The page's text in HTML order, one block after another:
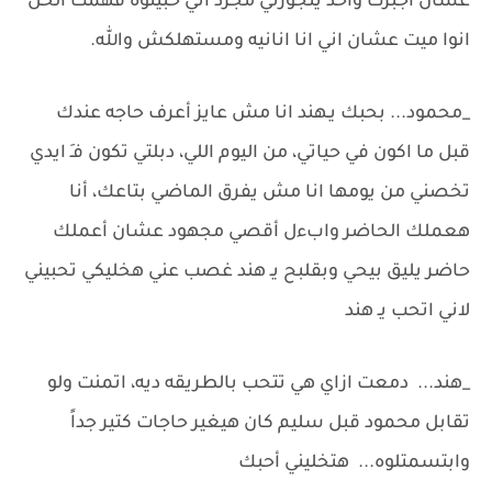
انوا ميت عشان اني انا انانيه ومستهلكش والله.
_محمود... بحبك يـهند انا مش عايز أعرف حاجه عندك
قبل ما اكون في حياتي، من اليوم اللي، دبلتي تكون فـِ ايدي
تخصني من يومها انا مش يفرق الماضي بتاعك، أنا
هعملك الحاضر وابءل أقصي مجهود عشان أعملك
حاضر يليق بيحي وبقلبح يـ هند غصب عني هخليكي تحبيني
لاني اتحب يـ هند
_هند... دمعت ازاي هي تتحب بالطريقه ديه، اتمنت ولو
تقابل محمود قبل سليم كان هيغير حاجات كتير جداً
وابتسمتلوه... هتخليني أحبك